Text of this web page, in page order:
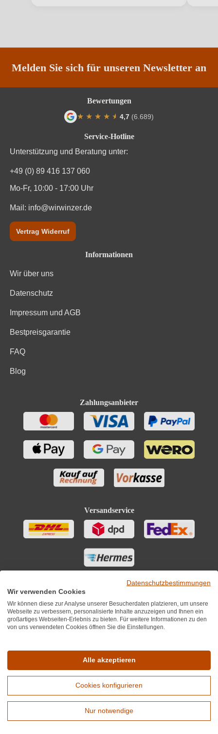
Nährwertangaben
Durchschnittliche nährwertangaben pro 100 ml
Kohlenhydrate davon Zucker
Zutaten
geringfügige Mengen von Fett, gesättigten Fettsäuren,
Melden Sie sich für unseren Newsletter an
Service-Hotline
Unterstützung und Beratung unter:
+49 (0) 89 416 137 060
Mo-Fr, 10:00 - 17:00 Uhr
Mail: info@wirwinzer.de
Vertrag Widerruf
Informationen
Wir über uns
Datenschutz
Impressum und AGB
Bestpreisgarantie
FAQ
Blog
Zahlungsanbieter
Versandservice
Bewertungen
★ ★ ★ ★ ★
★ 4,7 (6.689)
*Alle Preise inkl. MwST zzgl. 5,90€ Versandkosten je Winzer.
Versandkostenfrei ab 12 Flaschen je Winzer.
Copyright © 2010 - 2026 WirWinzer GmbH
Erweiterte Suche
Datenschutzbestimmungen
Wir verwenden Cookies
Wir können diese zur Analyse unserer Besucherdaten platzieren, um unsere
Webseite zu verbessern, personalisierte Inhalte anzuzeigen und Ihnen ein
großartiges Webseiten-Erlebnis zu bieten. Für weitere Informationen zu den
von uns verwendeten Cookies öffnen Sie die Einstellungen.
Alle akzeptieren
Cookies konfigurieren
Nur notwendige